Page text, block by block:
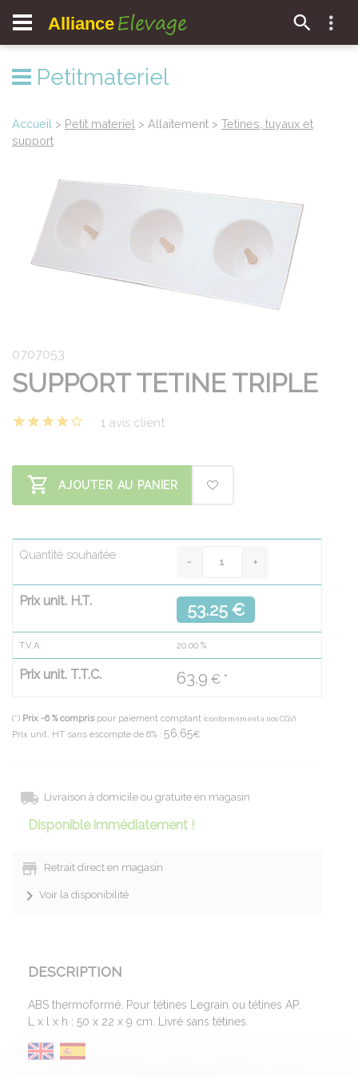
Alliance Elevage
Petitmateriel
Accueil > Petit materiel > Allaitement > Tetines, tuyaux et
support
0707053
SUPPORT TETINE TRIPLE
1 avis client
AJOUTER AU PANIER
Quantité souhaitée
Prix unit. H.T. 53.25 €
T.V.A. 20.00 %
Prix unit. T.T.C. 63.9 € *
(*) Prix -6 % compris pour paiement comptant (conformément à nos CGV)
Prix unit. HT sans escompte de 6% : 56.65€
Livraison à domicile ou gratuite en magasin
Disponible immédiatement !
Retrait direct en magasin
Voir la disponibilité
DESCRIPTION
ABS thermoformé. Pour tétines Legrain ou tétines AP.
L x l x h : 50 x 22 x 9 cm. Livré sans tétines.